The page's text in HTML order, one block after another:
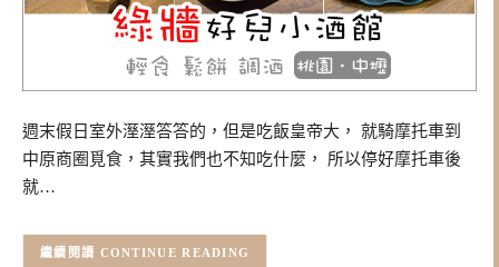
週末假日室外溼溼答答的，但是吃飯皇帝大， 就騎摩托車到
中原商圈覓食，其實我們也不知吃什麼， 所以停好摩托車後
就…
CONTINUE READING